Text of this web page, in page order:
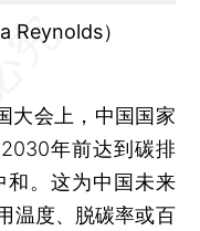
Reynolds）
会上，中国国家
年前达到碳排
。这为中国未来
温度、脱碳率或百